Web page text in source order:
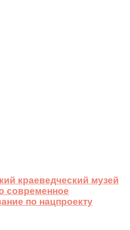
краеведческий музей
современное
по нацпроекту